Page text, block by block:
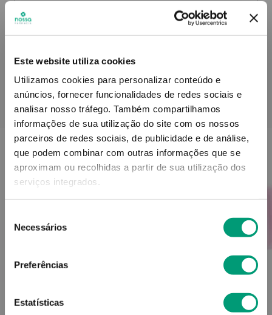
Este website utiliza cookies
Utilizamos cookies para personalizar conteúdo e
anúncios, fornecer funcionalidades de redes sociais e
analisar nosso tráfego. Também compartilhamos
informações de sua utilização do site com os nossos
parceiros de redes sociais, de publicidade e de análise,
que podem combinar com outras informações que se
aproximam ou recolhidas a partir de sua utilização dos
serviços integrados.
Necessários
Preferências
Estatísticas
Informações técnicas
PODERÁ TAMBÉM GOSTAR